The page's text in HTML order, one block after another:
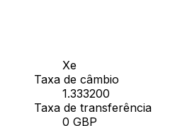
Xe
Taxa de câmbio
1.333200
Taxa de transferência
0 GBP